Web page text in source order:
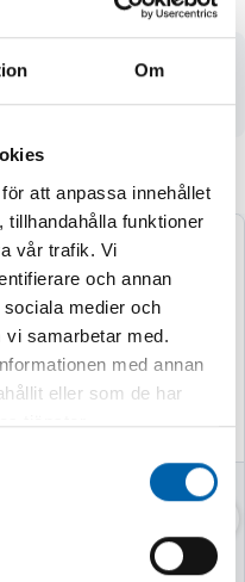
Om
att anpassa innehållet
tillhandahålla funktioner
vår trafik. Vi
och annan
medier och
vi samarbetar med.
med annan
eller som de har
tjänster.
även
HYLSA 1/2" 13MM